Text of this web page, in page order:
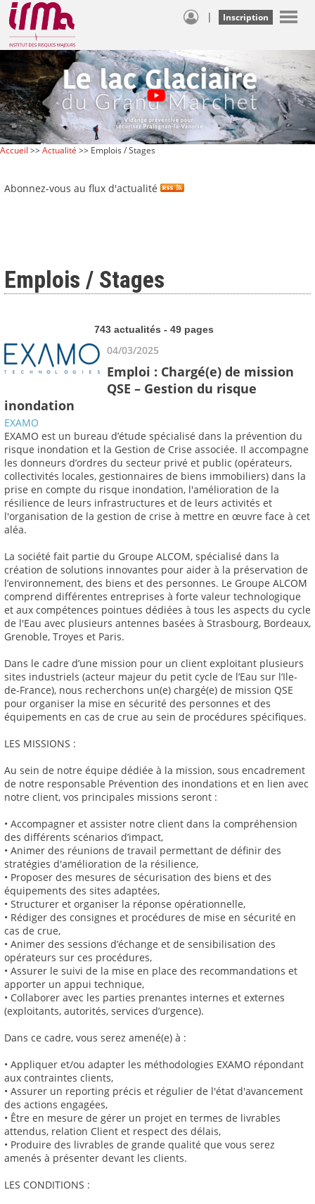
| Inscription
Accueil >>Actualité >> Emplois / Stages
Abonnez-vous au flux d'actualité
Emplois / Stages
743 actualités - 49 pages
04/03/2025
Emploi : Chargé(e) de mission
QSE – Gestion du risque
inondation
EXAMO
EXAMO est un bureau d’étude spécialisé dans la prévention du
risque inondation et la Gestion de Crise associée. Il accompagne
les donneurs d’ordres du secteur privé et public (opérateurs,
collectivités locales, gestionnaires de biens immobiliers) dans la
prise en compte du risque inondation, l'amélioration de la
résilience de leurs infrastructures et de leurs activités et
l'organisation de la gestion de crise à mettre en œuvre face à cet
aléa.
La société fait partie du Groupe ALCOM, spécialisé dans la
création de solutions innovantes pour aider à la préservation de
l’environnement, des biens et des personnes. Le Groupe ALCOM
comprend différentes entreprises à forte valeur technologique
et aux compétences pointues dédiées à tous les aspects du cycle
de l'Eau avec plusieurs antennes basées à Strasbourg, Bordeaux,
Grenoble, Troyes et Paris.
Dans le cadre d’une mission pour un client exploitant plusieurs
sites industriels (acteur majeur du petit cycle de l’Eau sur l’Ile-
de-France), nous recherchons un(e) chargé(e) de mission QSE
pour organiser la mise en sécurité des personnes et des
équipements en cas de crue au sein de procédures spécifiques.
LES MISSIONS :
Au sein de notre équipe dédiée à la mission, sous encadrement
de notre responsable Prévention des inondations et en lien avec
notre client, vos principales missions seront :
• Accompagner et assister notre client dans la compréhension
des différents scénarios d’impact,
• Animer des réunions de travail permettant de définir des
stratégies d'amélioration de la résilience,
• Proposer des mesures de sécurisation des biens et des
équipements des sites adaptées,
• Structurer et organiser la réponse opérationnelle,
• Rédiger des consignes et procédures de mise en sécurité en
cas de crue,
• Animer des sessions d’échange et de sensibilisation des
opérateurs sur ces procédures,
• Assurer le suivi de la mise en place des recommandations et
apporter un appui technique,
• Collaborer avec les parties prenantes internes et externes
(exploitants, autorités, services d’urgence).
Dans ce cadre, vous serez amené(e) à :
• Appliquer et/ou adapter les méthodologies EXAMO répondant
aux contraintes clients,
• Assurer un reporting précis et régulier de l'état d'avancement
des actions engagées,
• Être en mesure de gérer un projet en termes de livrables
attendus, relation Client et respect des délais,
• Produire des livrables de grande qualité que vous serez
amenés à présenter devant les clients.
LES CONDITIONS :